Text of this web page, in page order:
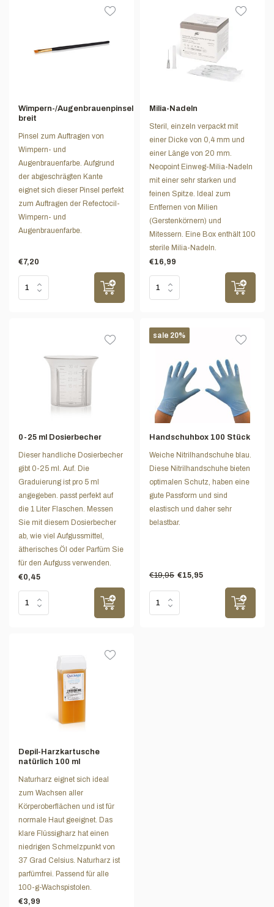
Wimpern-/Augenbrauenpinsel
breit
Pinsel zum Auftragen von
Wimpern- und
Augenbrauenfarbe. Aufgrund
der abgeschrägten Kante
eignet sich dieser Pinsel perfekt
zum Auftragen der Refectocil-
Wimpern- und
Augenbrauenfarbe.
€7,20
Milia-Nadeln
Steril, einzeln verpackt mit
einer Dicke von 0,4 mm und
einer Länge von 20 mm.
Neopoint Einweg-Milia-Nadeln
mit einer sehr starken und
feinen Spitze. Ideal zum
Entfernen von Milien
(Gerstenkörnern) und
Mitessern. Eine Box enthält 100
sterile Milia-Nadeln.
€16,99
0-25 ml Dosierbecher
Dieser handliche Dosierbecher
gibt 0-25 ml. Auf. Die
Graduierung ist pro 5 ml
angegeben. passt perfekt auf
die 1 Liter Flaschen. Messen
Sie mit diesem Dosierbecher
ab, wie viel Aufgussmittel,
ätherisches Öl oder Parfüm Sie
für den Aufguss verwenden.
€0,45
sale 20%
Handschuhbox 100 Stück
Weiche Nitrilhandschuhe blau.
Diese Nitrilhandschuhe bieten
optimalen Schutz, haben eine
gute Passform und sind
elastisch und daher sehr
belastbar.
€19,95 €15,95
Depil-Harzkartusche
natürlich 100 ml
Naturharz eignet sich ideal
zum Wachsen aller
Körperoberflächen und ist für
normale Haut geeignet. Das
klare Flüssigharz hat einen
niedrigen Schmelzpunkt von
37 Grad Celsius. Naturharz ist
parfümfrei. Passend für alle
100-g-Wachspistolen.
€3,99